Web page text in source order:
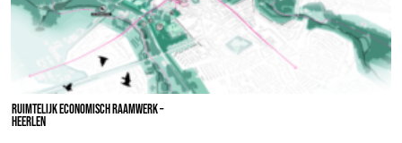
RUIMTELIJK ECONOMISCH RAAMWERK –
HEERLEN